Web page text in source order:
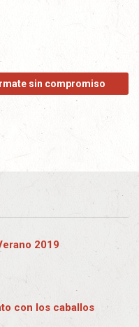
sin compromiso
2019
con los caballos